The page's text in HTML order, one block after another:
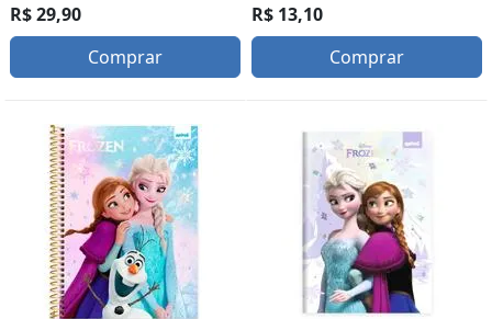
R$ 29,90
Comprar
R$ 13,10
Comprar